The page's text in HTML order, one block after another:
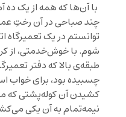
با آن‌ها که همه از یک
چند صباحی در آن رختِ
توانستم در یک تعمیرگاه
شوم. با خوش‌خدمتی، از
طبقه‌ی بالا که دفتر
چسبیده بود، برای خواب
کشیدن آن کوله‌پشتی که
نیمه‌تمام به آن یکی